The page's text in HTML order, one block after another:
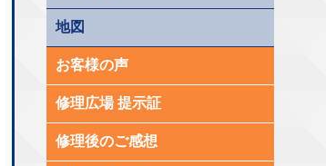
地図
お客様の声
修理広場 提示証
修理後のご感想